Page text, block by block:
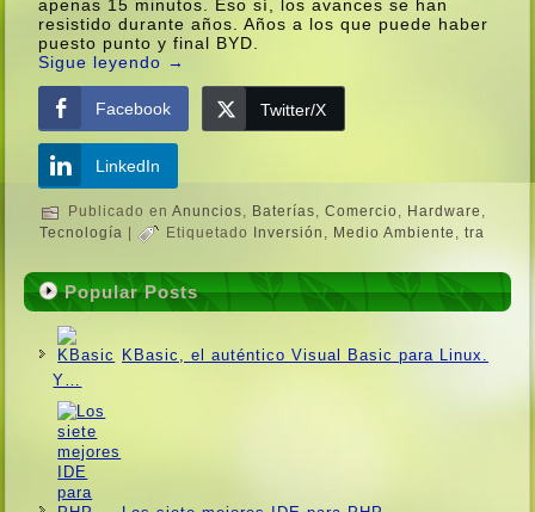
apenas 15 minutos. Eso sí­, los avances se han
resistido durante años. Años a los que puede haber
puesto punto y final BYD.
Sigue leyendo →
Facebook Twitter/X
LinkedIn
Publicado en Anuncios Baterí­as ,Comercio Hardware
Tecnologí­a | Etiquetado Inversión Medio Ambiente ,tra
Popular Posts
KBasic, el auténtico Visual Basic para Linux.
Y…